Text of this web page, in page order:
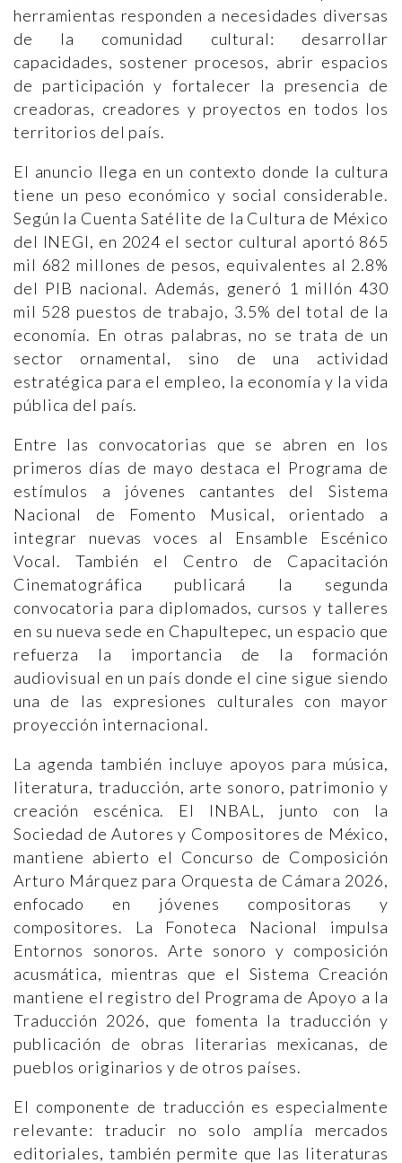
herramientas responden a necesidades diversas
de la comunidad cultural: desarrollar
capacidades, sostener procesos, abrir espacios
de participación y fortalecer la presencia de
creadoras, creadores y proyectos en todos los
territorios del país.
El anuncio llega en un contexto donde la cultura
tiene un peso económico y social considerable.
Según la Cuenta Satélite de la Cultura de México
del INEGI, en 2024 el sector cultural aportó 865
mil 682 millones de pesos, equivalentes al 2.8%
del PIB nacional. Además, generó 1 millón 430
mil 528 puestos de trabajo, 3.5% del total de la
economía. En otras palabras, no se trata de un
sector ornamental, sino de una actividad
estratégica para el empleo, la economía y la vida
pública del país.
Entre las convocatorias que se abren en los
primeros días de mayo destaca el Programa de
estímulos a jóvenes cantantes del Sistema
Nacional de Fomento Musical, orientado a
integrar nuevas voces al Ensamble Escénico
Vocal. También el Centro de Capacitación
Cinematográfica publicará la segunda
convocatoria para diplomados, cursos y talleres
en su nueva sede en Chapultepec, un espacio que
refuerza la importancia de la formación
audiovisual en un país donde el cine sigue siendo
una de las expresiones culturales con mayor
proyección internacional.
La agenda también incluye apoyos para música,
literatura, traducción, arte sonoro, patrimonio y
creación escénica. El INBAL, junto con la
Sociedad de Autores y Compositores de México,
mantiene abierto el Concurso de Composición
Arturo Márquez para Orquesta de Cámara 2026,
enfocado en jóvenes compositoras y
compositores. La Fonoteca Nacional impulsa
Entornos sonoros. Arte sonoro y composición
acusmática, mientras que el Sistema Creación
mantiene el registro del Programa de Apoyo a la
Traducción 2026, que fomenta la traducción y
publicación de obras literarias mexicanas, de
pueblos originarios y de otros países.
El componente de traducción es especialmente
relevante: traducir no solo amplía mercados
editoriales, también permite que las literaturas